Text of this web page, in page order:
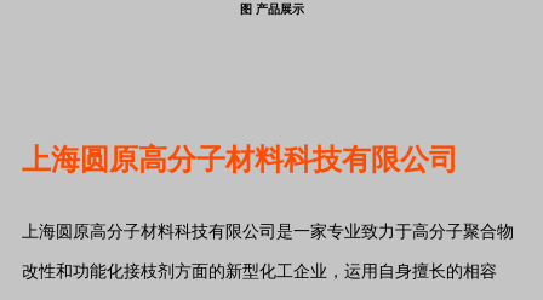
图 产品展示
上海圆原高分子材料科技有限公司
上海圆原高分子材料科技有限公司是一家专业致力于高分子聚合物
改性和功能化接枝剂方面的新型化工企业，运用自身擅长的相容